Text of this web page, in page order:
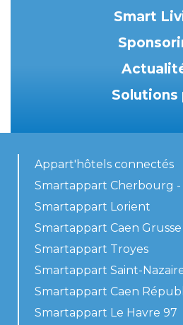
Smart
Solutions
Appart'hôtels connectés
Smartappart Cherbourg -
Smartappart Lorient
Smartappart Caen Grusse
Smartappart Troyes
Smartappart Saint-
Smartappart Caen
Smartappart Le Havre 97